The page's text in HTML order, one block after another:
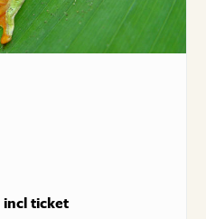
incl ticket